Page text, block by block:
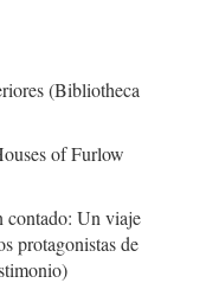
(Bibliotheca
of Furlow
contado: Un viaje
protagonistas de